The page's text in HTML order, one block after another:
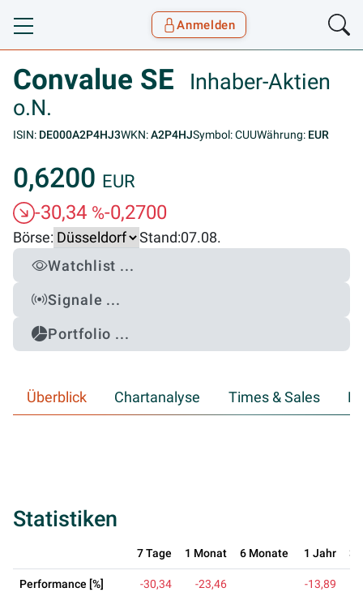
Toggle navigation
Anmelden
Convalue SE
Inhaber-Aktien
o.N.
ISIN: DE000A2P4HJ3WKN:A2P4HJSymbol: CUUWährung: EUR
0,6200 EUR
-30,34 %-0,2700
Börse: Stand:07.08.
Watchlist ...
Signale ...
Portfolio ...
Überblick Chartanalyse Times & Sales
Statistiken
7 Tage 1 Monat 6 Monate 1 Jahr 3
Performance [%] -30,34 -23,46 -13,89